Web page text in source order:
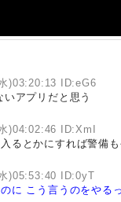
)03:20:13 ID:eG6
アプリだと思う
)04:02:46 ID:XmI
るとかにすれば警備
)05:53:40 ID:0yT
に こう言うのをやる